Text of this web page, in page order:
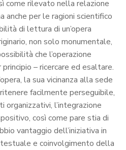
come rilevato nella relazione
anche per le ragioni scientifico
di lettura di un’opera
non solo monumentale,
che l’operazione
– ricercare ed esaltare.
la sua vicinanza alla sede
facilmente perseguibile,
organizzativi, l’integrazione
così come pare stia di
vantaggio dell’iniziativa in
e coinvolgimento della